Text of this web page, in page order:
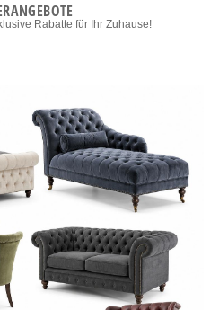
Rabatte für Ihr Zuhause!